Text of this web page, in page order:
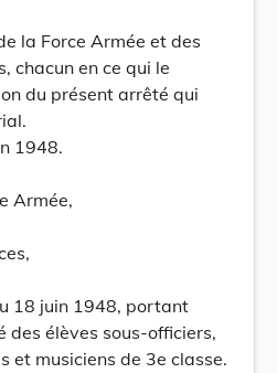
la Force Armée et des
chacun en ce qui le
du présent arrêté qui
1948.
Armée,
18 juin 1948, portant
des élèves sous-officiers,
et musiciens de 3e classe.